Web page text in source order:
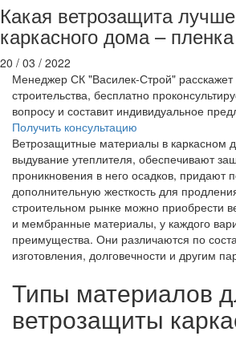
Какая ветрозащита
каркасного дома –
20 / 03 / 2022
Менеджер СК "Василек-Строй" расскажет
строительства, бесплатно
вопросу и составит индивидуальное
Получить консультацию
Ветрозащитные материалы в каркасном
выдувание утеплителя, обеспечивают
проникновения в него осадков, придают
дополнительную жесткость для
строительном рынке можно приобрести
и мембранные материалы, у каждого
преимущества. Они различаются по
изготовления, долговечности и другим
Типы материалов
ветрозащиты